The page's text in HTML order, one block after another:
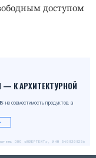
доступом
— К АРХИТЕКТУРНОЙ
не совместимость продуктов, а
ООО «ЮЗЕРГЕЙТ», ИНН 5408308256